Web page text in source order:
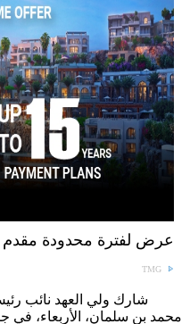
عرض لفترة محدودة مقدم 1.5% و تقسيط علي 15 سنة
TMG
شارك ولي العهد نائب
محمد بن سلمان، الأربعاء، في